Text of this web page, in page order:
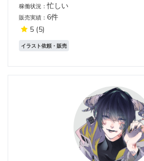
稼働状況：忙しい
販売実績： 6件
5 (5)
イラスト依頼・販売